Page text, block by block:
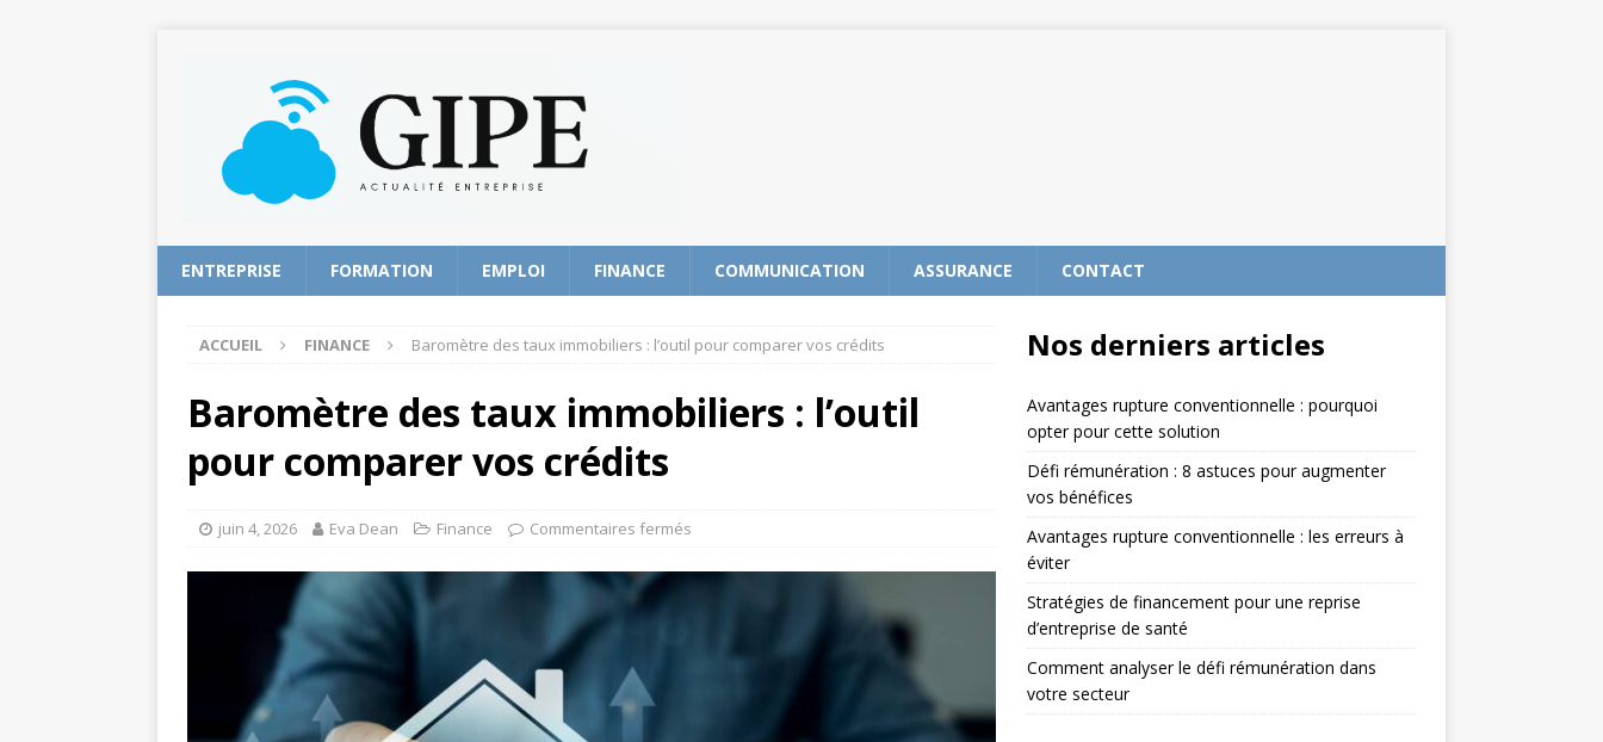
ENTREPRISE FORMATION EMPLOI FINANCE COMMUNICATION ASSURANCE CONTACT
ACCUEIL FINANCE Baromètre des taux immobiliers : l’outil pour comparer vos crédits
Baromètre des taux immobiliers : l’outil
pour comparer vos crédits
juin 4, 2026 Eva Dean Finance Commentaires fermés
Nos derniers articles
Avantages rupture conventionnelle : pourquoi
opter pour cette solution
Défi rémunération : 8 astuces pour augmenter
vos bénéfices
Avantages rupture conventionnelle : les erreurs à
éviter
Stratégies de financement pour une reprise
d’entreprise de santé
Comment analyser le défi rémunération dans
votre secteur